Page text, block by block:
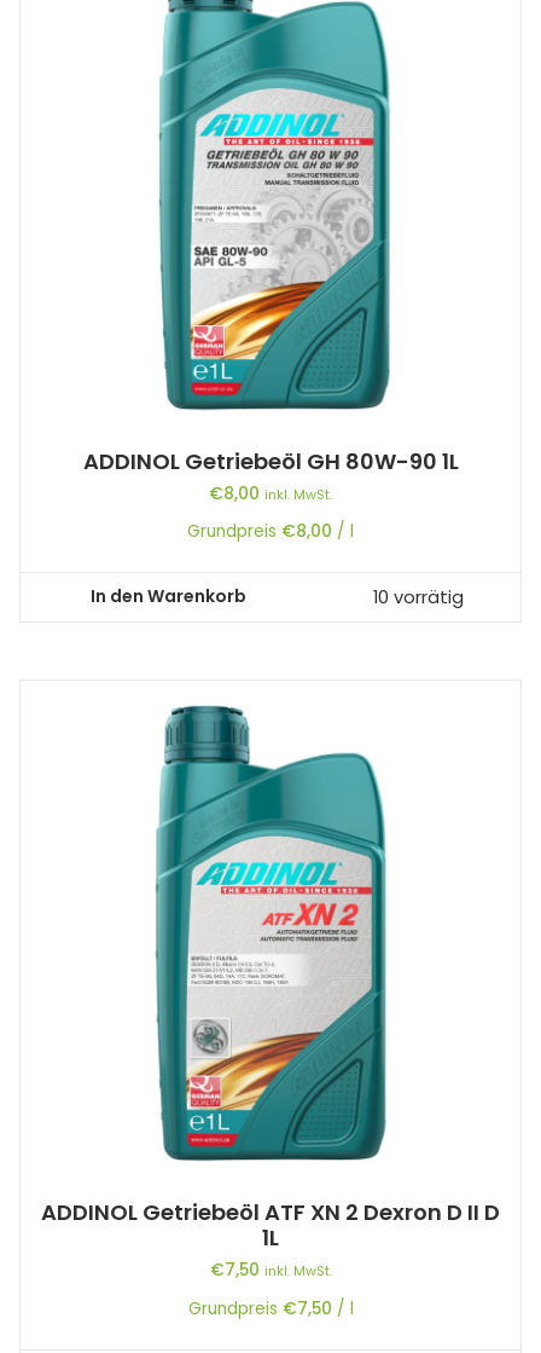
ADDINOL Getriebeöl GH 80W-90 1L
€8,00 inkl. MwSt.
Grundpreis €8,00 / l
In den Warenkorb 10 vorrätig
ADDINOL Getriebeöl ATF XN 2 Dexron D II D
1L
€7,50 inkl. MwSt.
Grundpreis €7,50 / l